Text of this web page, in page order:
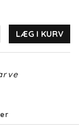
LÆG I KURV